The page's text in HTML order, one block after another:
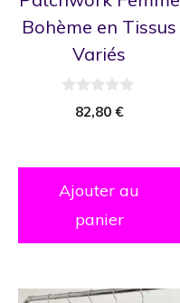
Bohème en Tissus
Variés
82,80 €
Ajouter au
panier